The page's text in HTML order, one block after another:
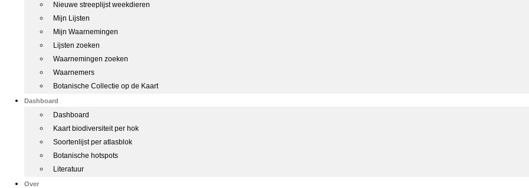
Nieuwe streeplijst weekdieren
Mijn Lijsten
Mijn Waarnemingen
Lijsten zoeken
Waarnemingen zoeken
Waarnemers
Botanische Collectie op de Kaart
Dashboard
Dashboard
Kaart biodiversiteit per hok
Soortenlijst per atlasblok
Botanische hotspots
Literatuur
Over